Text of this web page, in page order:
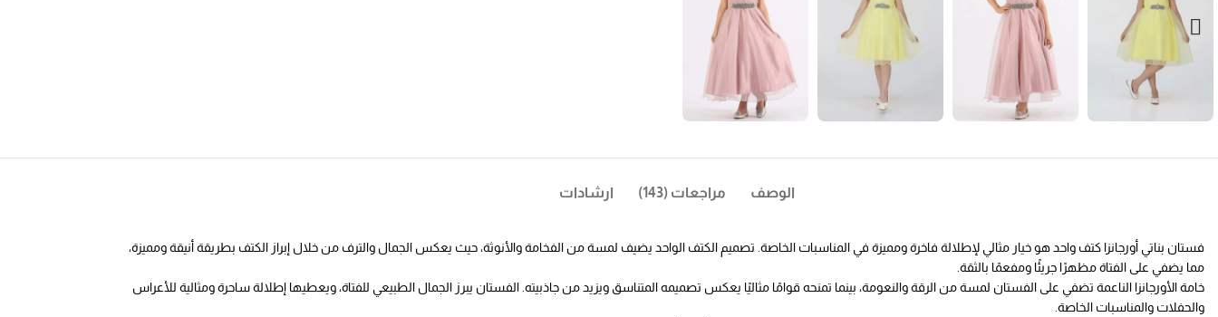
الوصف مراجعات (143) ارشادات
فستان بناتي أورجانزا كتف واحد هو خيار مثالي لإطلالة فاخرة ومميزة في المناسبات الخاصة. تصميم الكتف الواحد يضيف لمسة من الفخامة والأنوثة، حيث يعكس الجمال والترف من خلال إبراز الكتف بطريقة أنيقة ومميزة،
مما يضفي على الفتاة مظهرًا جريئًا ومفعمًا بالثقة.
خامة الأورجانزا الناعمة تضفي على الفستان لمسة من الرقة والنعومة، بينما تمنحه قوامًا مثاليًا يعكس تصميمه المتناسق ويزيد من جاذبيته. الفستان يبرز الجمال الطبيعي للفتاة، ويعطيها إطلالة ساحرة ومثالية للأعراس
والحفلات والمناسبات الخاصة.